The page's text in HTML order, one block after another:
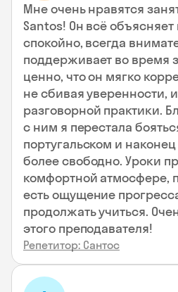
Мне очень нравятся
Santos! Он всё объясняет
спокойно, всегда
поддерживает во время
ценно, что он мягко
не сбивая уверенности,
разговорной практики.
с ним я перестала
португальском и
более свободно. Уроки
комфортной атмосфере,
есть ощущение
продолжать учиться.
этого преподавателя!
Репетитор: Сантос